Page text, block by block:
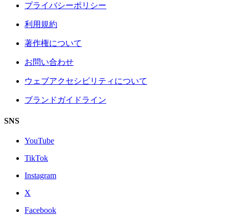
プライバシーポリシー
利用規約
著作権について
お問い合わせ
ウェブアクセシビリティについて
ブランドガイドライン
SNS
YouTube
TikTok
Instagram
X
Facebook